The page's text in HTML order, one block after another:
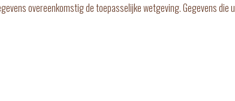
overeenkomstig de toepasselijke wetgeving. Gegevens die u